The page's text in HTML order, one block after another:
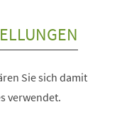
Sie sich damit
verwendet.